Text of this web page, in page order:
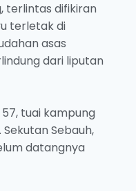
terlintas difikiran
terletak di
asas
dari liputan
tuai kampung
Sekutan Sebauh,
datangnya